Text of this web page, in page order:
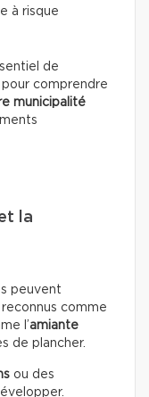
à risque
de
pour comprendre
municipalité
la
peuvent
comme
l’amiante
de plancher.
ou des